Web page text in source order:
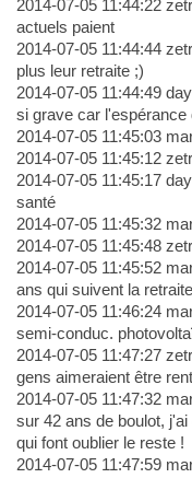
2014-07-05 11:44:22
actuels paient
2014-07-05 11:44:44
plus leur retraite ;)
2014-07-05 11:44:49
si grave car l'espérance
2014-07-05 11:45:03
2014-07-05 11:45:12
2014-07-05 11:45:17
santé
2014-07-05 11:45:32
2014-07-05 11:45:48
2014-07-05 11:45:52
ans qui suivent la
2014-07-05 11:46:24
semi-conduc.
2014-07-05 11:47:27
gens aimeraient être
2014-07-05 11:47:32
sur 42 ans de boulot,
qui font oublier le reste !
2014-07-05 11:47:59